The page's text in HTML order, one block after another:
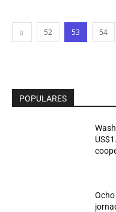
52 53 54
POPULARES